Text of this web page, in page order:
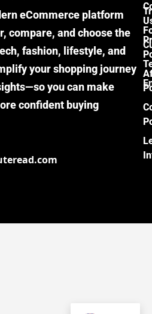
eCommerce platform
compare, and choose the
fashion, lifestyle, and
your shopping journey
you can make
confident buying